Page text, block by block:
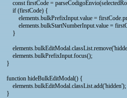
const firstCode =
if (firstCode) {
elements.bulkPrefixInput.value =
elements.bulkStartNumberInput.value =
}
elements.bulkPrefixInput.focus();
}
function hideBulkEditModal() {
elements.bulkEditModal.classList.add('hidden');
}